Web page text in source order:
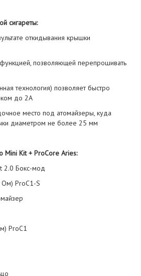
сигареты:
откидывания крышки
позволяющей перепрошивать
технология) позволяет быстро
до 2А
место под атомайзеры, куда
диаметром не более 25 мм
Mini Kit + ProCore Aries:
2.0 Бокс-мод
Ом) ProC1-S
ProC1